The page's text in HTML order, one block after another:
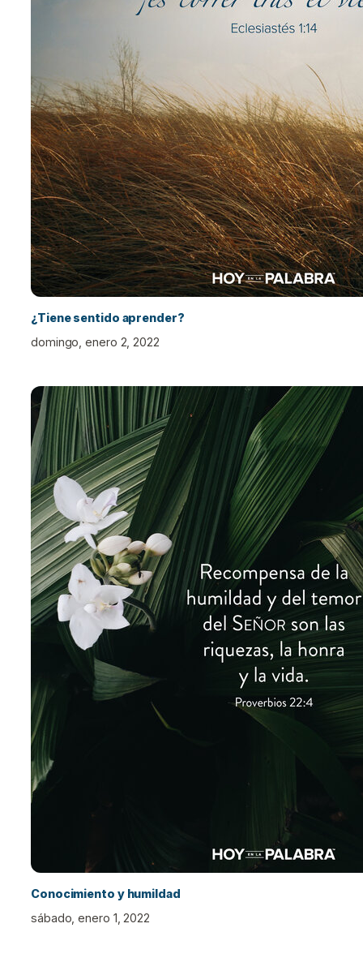
¿Tiene sentido aprender?
domingo, enero 2, 2022
Conocimiento y humildad
sábado, enero 1, 2022